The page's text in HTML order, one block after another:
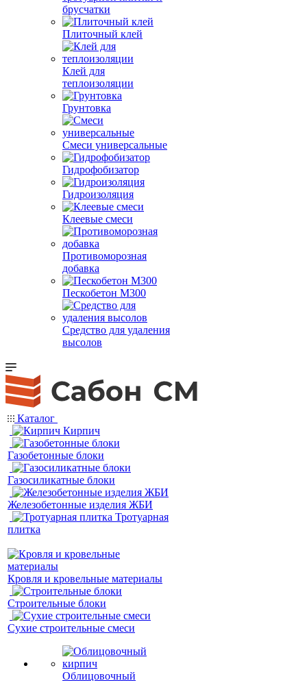
брусчатки
Плиточный клей
Клей для
теплоизоляции
Грунтовка
Смеси универсальные
Гидрофобизатор
Гидроизоляция
Клеевые смеси
Противоморозная
добавка
Пескобетон М300
Средство для удаления
высолов
Каталог
Кирпич
Газобетонные блоки
Газосиликатные блоки
Железобетонные изделия ЖБИ
Тротуарная
плитка
Кровля и кровельные материалы
Строительные блоки
Сухие строительные смеси
Облицовочный